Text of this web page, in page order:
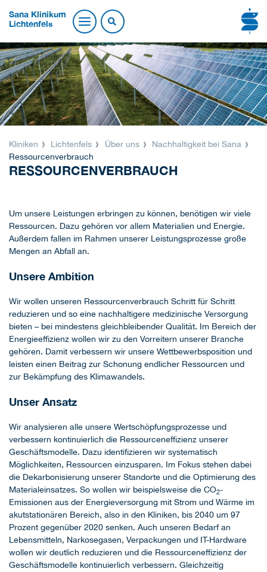
Sana Klinikum
Lichtenfels
Kliniken Lichtenfels Über uns
Nachhaltigkeit bei Sana
Ressourcenverbrauch
RESSOURCENVERBRAUCH
Um unsere Leistungen erbringen zu können, benötigen wir viele
Ressourcen. Dazu gehören vor allem Materialien und Energie.
Außerdem fallen im Rahmen unserer Leistungsprozesse große
Mengen an Abfall an.
Unsere Ambition
Wir wollen unseren Ressourcenverbrauch Schritt für Schritt
reduzieren und so eine nachhaltigere medizinische Versorgung
bieten – bei mindestens gleichbleibender Qualität. Im Bereich der
Energieeffizienz wollen wir zu den Vorreitern unserer Branche
gehören. Damit verbessern wir unsere Wettbewerbsposition und
leisten einen Beitrag zur Schonung endlicher Ressourcen und
zur Bekämpfung des Klimawandels.
Unser Ansatz
Wir analysieren alle unsere Wertschöpfungsprozesse und
verbessern kontinuierlich die Ressourceneffizienz unserer
Geschäftsmodelle. Dazu identifizieren wir systematisch
Möglichkeiten, Ressourcen einzusparen. Im Fokus stehen dabei
die Dekarbonisierung unserer Standorte und die Optimierung des
Materialeinsatzes. So wollen wir beispielsweise die CO2-
Emissionen aus der Energieversorgung mit Strom und Wärme im
akutstationären Bereich, also in den Kliniken, bis 2040 um 97
Prozent gegenüber 2020 senken. Auch unseren Bedarf an
Lebensmitteln, Narkosegasen, Verpackungen und IT-Hardware
wollen wir deutlich reduzieren und die Ressourceneffizienz der
Geschäftsmodelle kontinuierlich verbessern. Gleichzeitig